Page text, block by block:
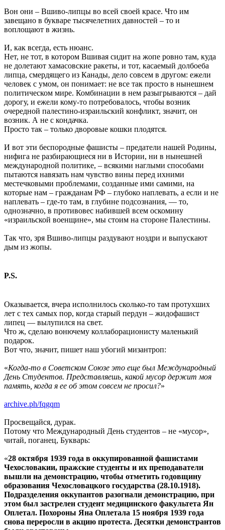
Вон они – Вшиво-липцы во всей своей красе. Что им
завещано в букваре тысячелетних давностей – то и
воплощают в жизнь.
И, как всегда, есть нюанс.
Нет, не тот, в котором Вшивая сидит на жопе ровно там, куда
не долетают хамасовские ракеты, и тот, касаемый долбоеба
липца, смердящего из Канады, дело совсем в другом: ежели
человек с умом, он понимает: не все так просто в нынешнем
политическом мире. Комбинации в нем разыгрываются – дай
дорогу, и ежели кому-то потребовалось, чтобы возник
очередной палестино-израильский конфликт, значит, он
возник. А не с кондачка.
Просто так – только дворовые кошки плодятся.
И вот эти беспородные фашисты – предатели нашей Родины,
нифига не разбирающиеся ни в Истории, ни в нынешней
международной политике, – всякими наглыми способами
пытаются навязать нам чувство вины перед ихними
местечковыми проблемами, созданные ими самими, на
которые нам – гражданам РФ – глубоко наплевать, а если и не
наплевать – где-то там, в глубине подсознания, — то,
однозначно, в противовес набившей всем оскомину
«израильской военщине», мы стоим на стороне Палестины.
Так что, зря Вшиво-липцы раздувают ноздри и выпускают
дым из жопы.
P.S.
Оказывается, вчера исполнилось сколько-то там протухших
лет с тех самых пор, когда старый пердун – жидофашист
липец — вылупился на свет.
Что ж, сделаю вонючему коллаборационисту маленький
подарок.
Вот что, значит, пишет наш убогий мизантроп:
«Когда-то в Советском Союзе это еще был Международный
День Студентов. Представляешь, какой мусор держит моя
память, когда я ее об этом совсем не просил?»
archive.ph/fqgqm
Просвещайся, дурак.
Потому что Международный День студентов – не «мусор»,
читай, поганец, Букварь:
«28 октября 1939 года в оккупированной фашистами
Чехословакии, пражские студенты и их преподаватели
вышли на демонстрацию, чтобы отметить годовщину
образования Чехословацкого государства (28.10.1918).
Подразделения оккупантов разогнали демонстрацию, при
этом был застрелен студент медицинского факультета Ян
Оплетал. Похороны Яна Оплетала 15 ноября 1939 года
снова переросли в акцию протеста. Десятки демонстрантов